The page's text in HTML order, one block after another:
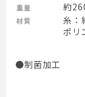
重量 約
材質
糸：
ポリ
●制菌加工